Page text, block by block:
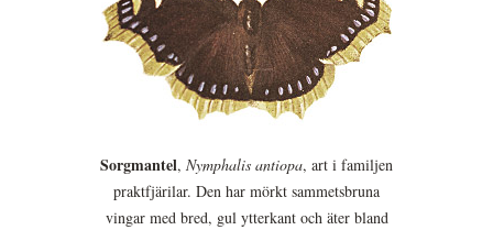
Sorgmantel, Nymphalis antiopa, art i familjen
praktfjärilar. Den har mörkt sammetsbruna
vingar med bred, gul ytterkant och äter bland